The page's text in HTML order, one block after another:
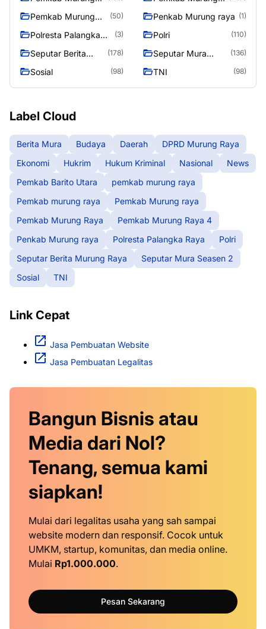
Pemkab Murung
(50) Penkab Murung raya (1)
Polresta Palangka
(3) Polri (110)
Seputar Berita
(178)
Seputar Mura
(136)
Sosial (98) TNI (98)
Label Cloud
Berita Mura Budaya Daerah
DPRD Murung Raya
Ekonomi
Hukrim Hukum Kriminal Nasional
News
Pemkab Barito Utara
pemkab murung raya
Pemkab murung raya
Pemkab Murung raya
Pemkab Murung Raya
Pemkab Murung Raya 4
Penkab Murung raya
Polresta Palangka Raya
Polri
Seputar Berita Murung Raya
Seputar Mura Seasen 2
Sosial
TNI
Link Cepat
Jasa Pembuatan Website
Jasa Pembuatan Legalitas
Bangun Bisnis atau
Media dari Nol?
Tenang, semua kami
siapkan!
Mulai dari legalitas usaha yang sah sampai
website modern dan responsif. Cocok untuk
UMKM, startup, komunitas, dan media online.
Mulai Rp1.000.000.
Pesan Sekarang